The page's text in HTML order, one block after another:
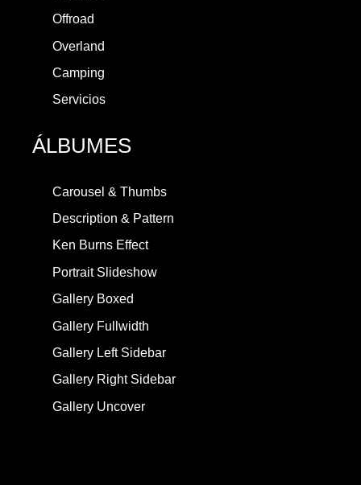
Offroad
Overland
Camping
Servicios
ÁLBUMES
Carousel & Thumbs
Description & Pattern
Ken Burns Effect
Portrait Slideshow
Gallery Boxed
Gallery Fullwidth
Gallery Left Sidebar
Gallery Right Sidebar
Gallery Uncover